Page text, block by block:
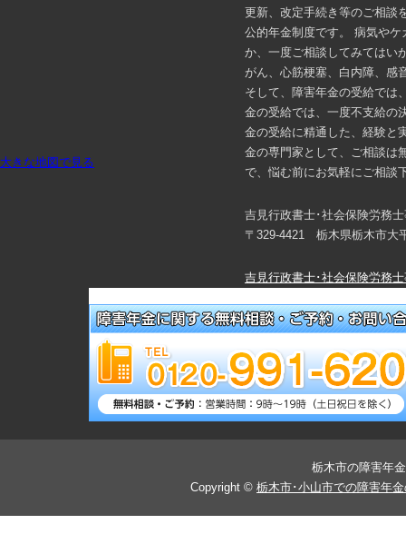
大きな地図で見る
更新、改定手続き等のご相談
公的年金制度です。 病気や
か、一度ご相談してみてはい
がん、心筋梗塞、白内障、感
そして、障害年金の受給では
金の受給では、一度不支給の
金の受給に精通した、経験と
金の専門家として、ご相談は
で、悩む前にお気軽にご相談
吉見行政書士･社会保険労務
〒329-4421 栃木県栃木市大
吉見行政書士･社会保険労務
栃木市の障害年
Copyright © 栃木市･小山市での障害年